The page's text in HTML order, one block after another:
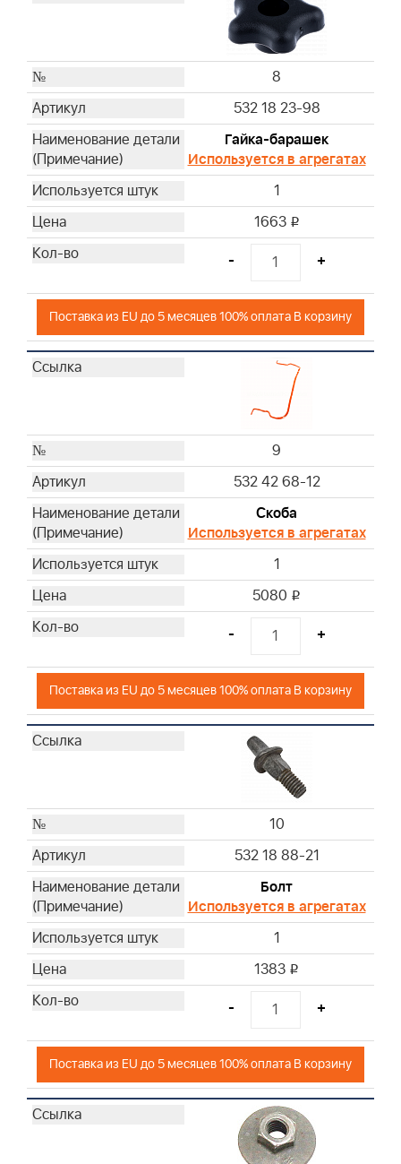
8
532 18 23-98
Гайка-барашек
Используется в агрегатах
1
1663 i
- +
Поставка из EU до 5 месяцев 100% оплата В корзину
9
532 42 68-12
Скоба
Используется в агрегатах
1
5080 i
- +
Поставка из EU до 5 месяцев 100% оплата В корзину
10
532 18 88-21
Болт
Используется в агрегатах
1
1383 i
- +
Поставка из EU до 5 месяцев 100% оплата В корзину